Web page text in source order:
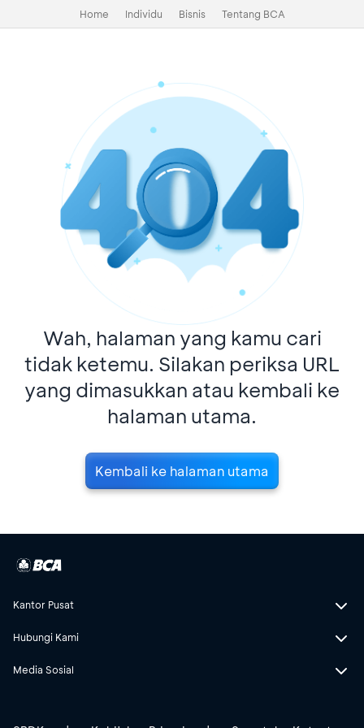
Home Individu Bisnis Tentang BCA
Wah, halaman yang kamu cari
tidak ketemu. Silakan periksa URL
yang dimasukkan atau kembali ke
halaman utama.
Kembali ke halaman utama
Kantor Pusat
Hubungi Kami
Media Sosial